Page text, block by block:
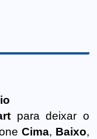
para deixar o
Cima, Baixo,